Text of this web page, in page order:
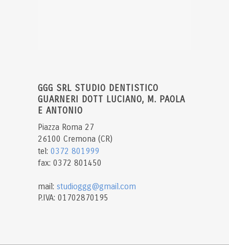
GGG SRL STUDIO DENTISTICO
GUARNERI DOTT LUCIANO, M. PAOLA
E ANTONIO
Piazza Roma 27
26100 Cremona (CR)
tel: 0372 801999
fax: 0372 801450
mail: studioggg@gmail.com
P.IVA: 01702870195